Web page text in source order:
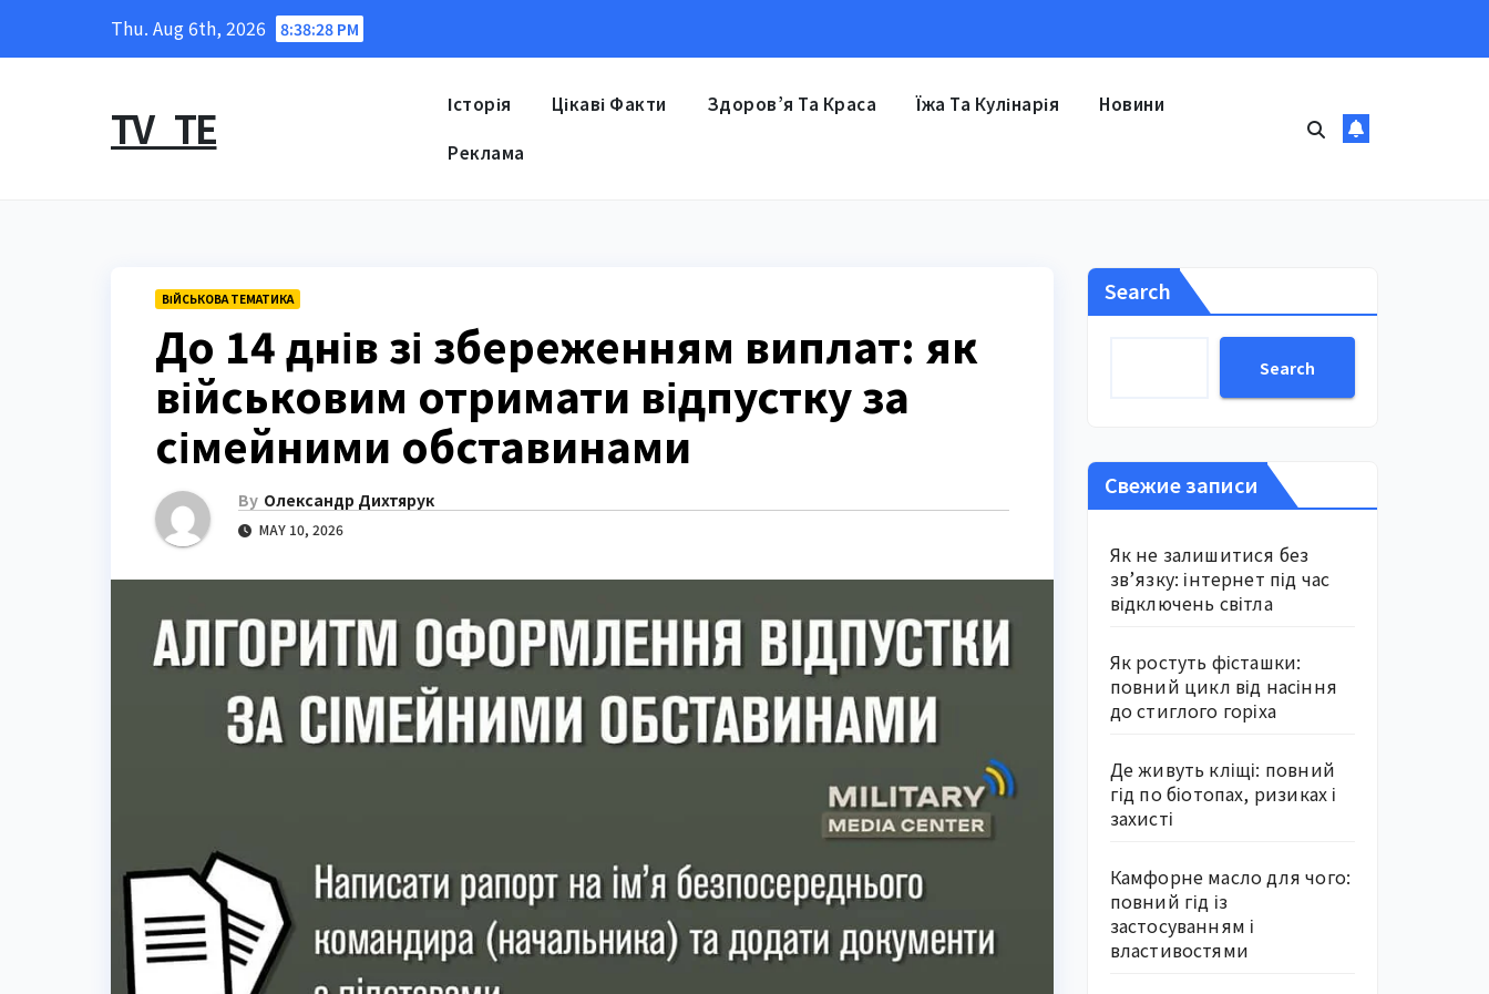
Thu. Aug 6th, 2026 8:38:29 PM
TV_TE Історія Цікаві Факти Здоров’я Та Краса Їжа Та Кулінарія Новини
Реклама
ВІЙСЬКОВА ТЕМАТИКА
До 14 днів зі збереженням виплат: як
військовим отримати відпустку за
сімейними обставинами
By Олександр Дихтярук
MAY 10, 2026
Search
Search
Свежие записи
Як не залишитися без
зв’язку: інтернет під час
відключень світла
Як ростуть фісташки:
повний цикл від насіння
до стиглого горіха
Де живуть кліщі: повний
гід по біотопах, ризиках і
захисті
Камфорне масло для чого:
повний гід із
застосуванням і
властивостями